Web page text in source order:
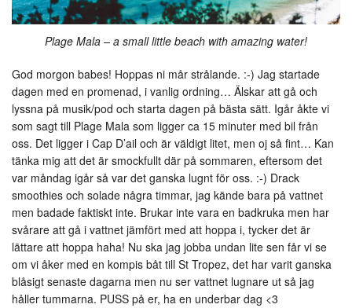
Plage Mala – a small little beach with amazing water!
God morgon babes! Hoppas ni mår strålande. :-) Jag startade
dagen med en promenad, i vanlig ordning… Älskar att gå och
lyssna på musik/pod och starta dagen på bästa sätt. Igår åkte vi
som sagt till Plage Mala som ligger ca 15 minuter med bil från
oss. Det ligger i Cap D’ail och är väldigt litet, men oj så fint… Kan
tänka mig att det är smockfullt där på sommaren, eftersom det
var måndag igår så var det ganska lugnt för oss. :-) Drack
smoothies och solade några timmar, jag kände bara på vattnet
men badade faktiskt inte. Brukar inte vara en badkruka men har
svårare att gå i vattnet jämfört med att hoppa i, tycker det är
lättare att hoppa haha! Nu ska jag jobba undan lite sen får vi se
om vi åker med en kompis båt till St Tropez, det har varit ganska
blåsigt senaste dagarna men nu ser vattnet lugnare ut så jag
håller tummarna. PUSS på er, ha en underbar dag <3